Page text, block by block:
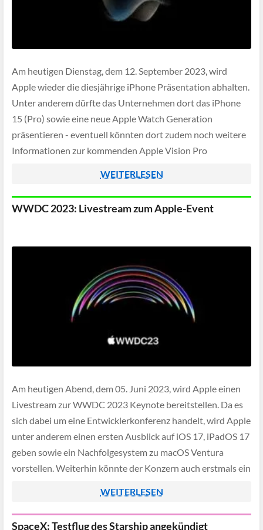
Am heutigen Dienstag, dem 12. September 2023, wird
Apple wieder die diesjährige iPhone Präsentation abhalten.
Unter anderem dürfte das Unternehmen dort das iPhone
15 (Pro) sowie eine neue Apple Watch Generation
präsentieren - eventuell könnten dort zudem noch weitere
Informationen zur kommenden Apple Vision Pro
WEITERLESEN
WWDC 2023: Livestream zum Apple-Event
Am heutigen Abend, dem 05. Juni 2023, wird Apple einen
Livestream zur WWDC 2023 Keynote bereitstellen. Da es
sich dabei um eine Entwicklerkonferenz handelt, wird Apple
unter anderem einen ersten Ausblick auf iOS 17, iPadOS 17
geben sowie ein Nachfolgesystem zu macOS Ventura
vorstellen. Weiterhin könnte der Konzern auch erstmals ein
WEITERLESEN
SpaceX: Testflug des Starship angekündigt